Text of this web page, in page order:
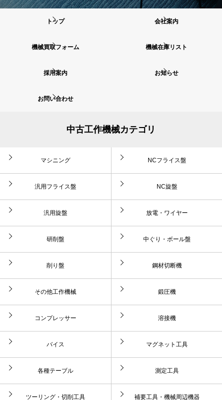
トップ 会社案内
機械買取フォーム 機械在庫リスト
採用案内 お知らせ
お問い合わせ
中古工作機械カテゴリ
マシニング NCフライス盤
汎用フライス盤 NC旋盤
汎用旋盤 放電・ワイヤー
研削盤 中ぐり・ボール盤
削り盤 鋼材切断機
その他工作機械 鍛圧機
コンプレッサー 溶接機
バイス マグネット工具
各種テーブル 測定工具
ツーリング・切削工具 補要工具・機械周辺機器